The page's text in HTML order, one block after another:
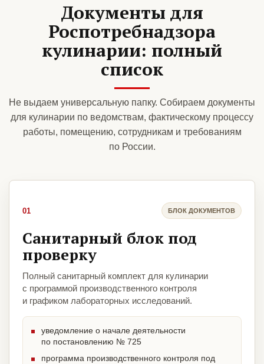
Документы для
Роспотребнадзора
кулинарии: полный
список
Не выдаем универсальную папку. Собираем документы
для кулинарии по ведомствам, фактическому процессу
работы, помещению, сотрудникам и требованиям
по России.
01 БЛОК ДОКУМЕНТОВ
Санитарный блок под
проверку
Полный санитарный комплект для кулинарии
с программой производственного контроля
и графиком лабораторных исследований.
уведомление о начале деятельности
по постановлению № 725
программа производственного контроля под